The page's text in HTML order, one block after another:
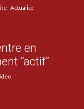
Actualité
en
“actif”